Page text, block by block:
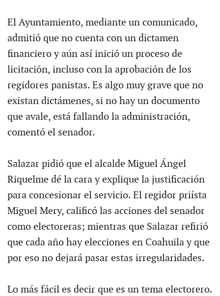
El Ayuntamiento, mediante un comunicado,
admitió que no cuenta con un dictamen
financiero y aún así inició un proceso de
licitación, incluso con la aprobación de los
regidores panistas. Es algo muy grave que no
existan dictámenes, si no hay un documento
que avale, está fallando la administración,
comentó el senador.
Salazar pidió que el alcalde Miguel Ángel
Riquelme dé la cara y explique la justificación
para concesionar el servicio. El regidor priísta
Miguel Mery, calificó las acciones del senador
como electoreras; mientras que Salazar refirió
que cada año hay elecciones en Coahuila y que
por eso no dejará pasar estas irregularidades.
Lo más fácil es decir que es un tema electorero.